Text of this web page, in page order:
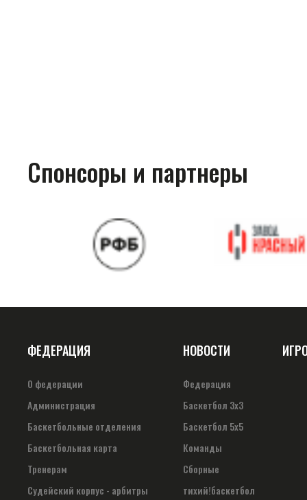
Спонсоры и партнеры
ФЕДЕРАЦИЯ
О федерации
Администрация
Баскетбольные отделения
Баскетбольная карта
Тренерам
Судейский корпус - арбитры
НОВОСТИ
Федерация
Баскетбол 3х3
Баскетбол 5х5
Команды
Сборные
тихий!баскетбол